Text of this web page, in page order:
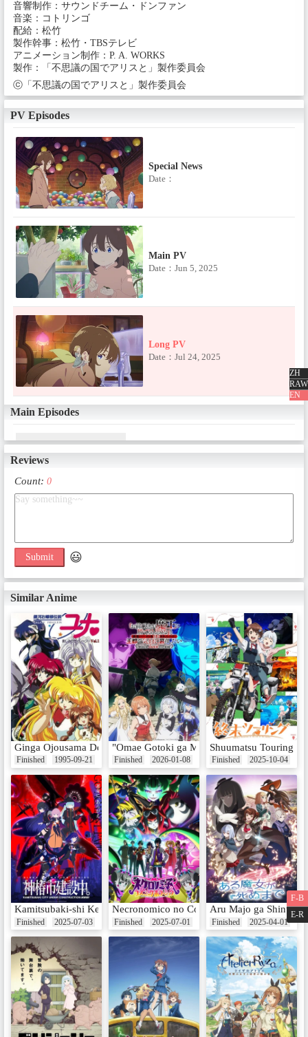
ZH
RAW
EN
音響制作：サウンドチーム・ドンファン
音楽：コトリンゴ
配給：松竹
製作幹事：松竹・TBSテレビ
アニメーション制作：P. A. WORKS
製作：「不思議の国でアリスと」製作委員会
ⓒ「不思議の国でアリスと」製作委員会
PV Episodes
Special News
Date：
Main PV
Date：Jun 5, 2025
Long PV
Date：Jul 24, 2025
Main Episodes
Reviews
Count: 0
Submit 😃
Similar Anime
Ginga Ojousama Densetsu Yuna: Kanashimi no Siren
Finished 1995-09-21
"Omae Gotoki ga Maou ni Kateru to
Finished 2026-01-08
Shuumatsu Touring
Finished 2025-10-04
Kamitsubaki-shi Kensetsuchuu.
Finished 2025-07-03
Necronomico no Cosmic Horror Show
Finished 2025-07-01
Aru Majo ga Shinu
Finished 2025-04-01
F-B
E-R